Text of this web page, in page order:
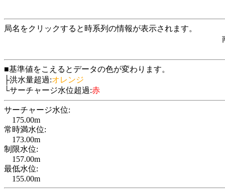
局名をクリックすると時系列の情報が表示されます。
■基準値をこえるとデータの色が変わります。
├洪水量超過:オレンジ
└サーチャージ水位超過:赤
サーチャージ水位:
175.00m
常時満水位:
173.00m
制限水位:
157.00m
最低水位:
155.00m